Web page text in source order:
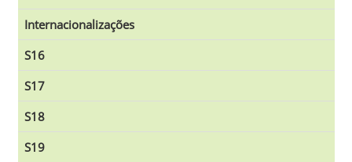
Internacionalizações
S16
S17
S18
S19